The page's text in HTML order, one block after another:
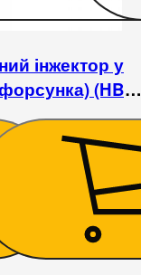
інжектор у
(HB) -